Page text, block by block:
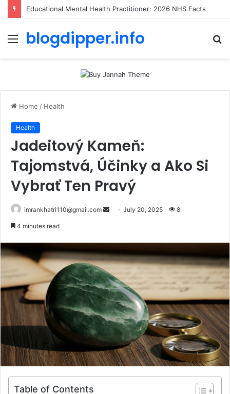
Educational Mental Health Practitioner: 2026 NHS Facts
Menu
blogdipper.info
Home / Health
Health
Jadeitový Kameň:
Tajomstvá, Účinky a Ako Si
Vybrať Ten Pravý
imrankhatri110@gmail.com
a
e
m
i
July 20, 2025 8
4 minutes read
Table of Contents